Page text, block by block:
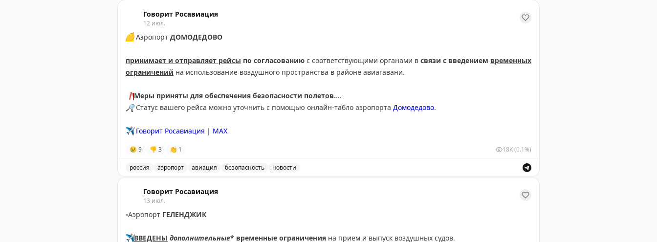
Говорит Росавиация
12 июл.
🟡Аэропорт ДОМОДЕДОВО
принимает и отправляет рейсы по согласованию с соответствующими органами в связи с введением временных
ограничений на использование воздушного пространства в районе авиагавани.
❗️Меры приняты для обеспечения безопасности полетов.
🔎Статус вашего рейса можно уточнить с помощью онлайн-табло аэропорта Домодедово.
✈️ Говорит Росавиация | МАХ
😢 9 👎 3 👏 1 18K(0.1%)
россия аэропорт авиация безопасность новости
Говорит Росавиация
13 июл.
▫️Аэропорт ГЕЛЕНДЖИК
✈️ВВЕДЕНЫ дополнительные* временные ограничения на прием и выпуск воздушных судов.